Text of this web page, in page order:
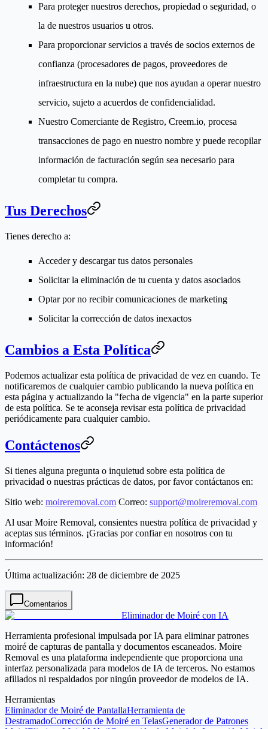
Para proteger nuestros derechos, propiedad o seguridad, o
la de nuestros usuarios u otros.
Para proporcionar servicios a través de socios externos de
confianza (procesadores de pagos, proveedores de
infraestructura en la nube) que nos ayudan a operar nuestro
servicio, sujeto a acuerdos de confidencialidad.
Nuestro Comerciante de Registro, Creem.io, procesa
transacciones de pago en nuestro nombre y puede recopilar
información de facturación según sea necesario para
completar tu compra.
Tus Derechos
Tienes derecho a:
Acceder y descargar tus datos personales
Solicitar la eliminación de tu cuenta y datos asociados
Optar por no recibir comunicaciones de marketing
Solicitar la corrección de datos inexactos
Cambios a Esta Política
Podemos actualizar esta política de privacidad de vez en cuando. Te
notificaremos de cualquier cambio publicando la nueva política en
esta página y actualizando la "fecha de vigencia" en la parte superior
de esta política. Se te aconseja revisar esta política de privacidad
periódicamente para cualquier cambio.
Contáctenos
Si tienes alguna pregunta o inquietud sobre esta política de
privacidad o nuestras prácticas de datos, por favor contáctanos en:
Sitio web: moireremoval.com Correo: support@moireremoval.com
Al usar Moire Removal, consientes nuestra política de privacidad y
aceptas sus términos. ¡Gracias por confiar en nosotros con tu
información!
Última actualización: 28 de diciembre de 2025
Comentarios
Eliminador de Moiré con IA
Herramienta profesional impulsada por IA para eliminar patrones
moiré de capturas de pantalla y documentos escaneados. Moire
Removal es una plataforma independiente que proporciona una
interfaz personalizada para modelos de IA de terceros. No estamos
afiliados ni respaldados por ningún proveedor de modelos de IA.
Herramientas
Eliminador de Moiré de PantallaHerramienta de
DestramadoCorrección de Moiré en TelasGenerador de Patrones